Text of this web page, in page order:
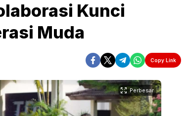
Kunci
Muda
Copy Link
Perbesar